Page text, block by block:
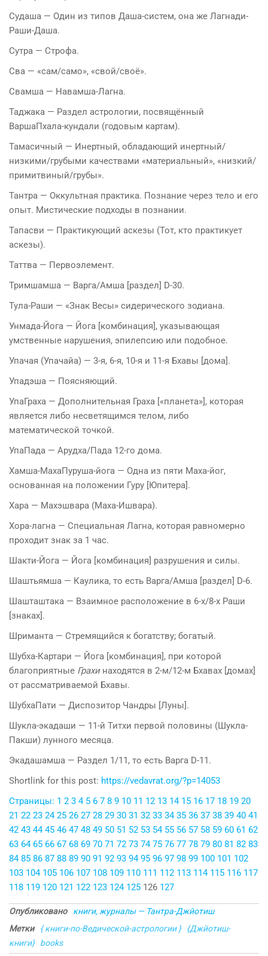
Судаша — Один из типов Даша-систем, она же Лагнади-
Раши-Даша.
Сутра — Строфа.
Сва — «сам/само», «свой/своё».
Свамша — Навамша-Лагна.
Таджака — Раздел астрологии, посвящённый
ВаршаПхала-кундали (годовым картам).
Тамасичный — Инертный, обладающий инертный/
низкими/грубыми качествами «материальный», «низкий/
примитвиный/грубы».
Тантра — Оккультная практика. Познание через тело и его
опыт. Мистические подходы в познании.
Тапасви — Практикующий аскезы (Тот, кто практикует
аскезы).
Таттва — Первоэлемент.
Тримшамша — Варга/Амша [раздел] D-30.
Тула-Раши — «Знак Весы» сидерического зодиана.
Унмада-Йога — Йога [комбинация], указывающая
умственные нарушения, эпилепсию или подобное.
Упачая (Упачайа) — 3-я, 6-я, 10-я и 11-я Бхавы [дома].
Упадэша — Поясняющий.
УпаГраха — Дополнительная Граха [«планета»], которая
является либо несветящимся телом, либо
математической точкой.
УпаПада — Арудха/Пада 12-го дома.
Хамша-МахаПуруша-йога — Одна из пяти Маха-йог,
основанная на положении Гуру [Юпитера].
Хара — Махэшвара (Маха-Ишвара).
Хора-лагна — Специальная Лагна, которая равномерно
проходит знак за 1 час.
Шакти-Йога — Йога [комбинация] разрушения и силы.
Шаштьямша — Каулика, то есть Варга/Амша [раздел] D-6.
Шашташтака — Взаимное расположение в 6-х/8-х Раши
[знаках].
Шриманта — Стремящийся к богатству; богатый.
Шубха-Картари — Йога [комбинация], при которой
благоприятные Грахинаходятся в 2-м/12-м Бхавах [домах]
от рассматриваемой Бхавы.
ШубхаПати — Диспозитор Чандры [Луны].
Шукла-экадаши — 11-й Титхи первой половины (Шукла-
Пакши) лунного месяца.
Экадашамша — Раздел 1/11, то есть Варга D-11.
Shortlink for this post: https://vedavrat.org/?p=14053
Страницы: 1 2 3 4 5 6 7 8 9 10 11 12 13 14 15 16 17 18 19 20
21 22 23 24 25 26 27 28 29 30 31 32 33 34 35 36 37 38 39 40 41
42 43 44 45 46 47 48 49 50 51 52 53 54 55 56 57 58 59 60 61 62
63 64 65 66 67 68 69 70 71 72 73 74 75 76 77 78 79 80 81 82 83
84 85 86 87 88 89 90 91 92 93 94 95 96 97 98 99 100 101 102
103 104 105 106 107 108 109 110 111 112 113 114 115 116 117
118 119 120 121 122 123 124 125 126 127
Опубликовано
книги, журналы — Тантра-Джйотиш
Метки
{ книги-по-Ведической-астрологии }
{Джйотиш-
книги}
books